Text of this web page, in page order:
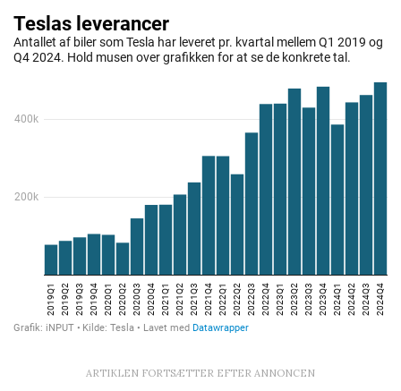
ARTIKLEN FORTSÆTTER EFTER ANNONCEN